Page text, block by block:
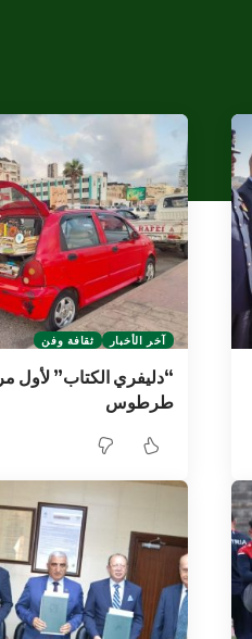
آخر الأخبار ثقافة وفن
“دليفري الكتاب” لأول
طرطوس